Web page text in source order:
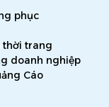
phục
thời trang
doanh nghiệp
Cáo